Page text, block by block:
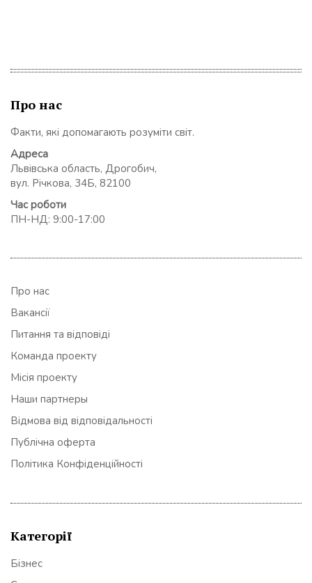
Про нас
Факти, які допомагають розуміти світ.
Адреса
Львівська область, Дрогобич,
вул. Річкова, 34Б, 82100
Час роботи
ПН-НД: 9:00-17:00
Про нас
Вакансії
Питання та відповіді
Команда проекту
Місія проекту
Наши партнеры
Відмова від відповідальності
Публічна оферта
Політика Конфіденційності
Категорії
Бізнес